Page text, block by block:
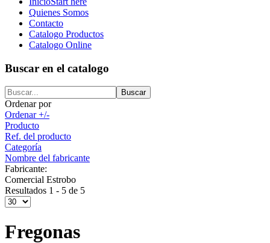
Quienes Somos
Contacto
Catalogo Productos
Catalogo Online
Buscar en el catalogo
Ordenar por
Ordenar +/-
Producto
Ref. del producto
Categoría
Nombre del fabricante
Fabricante:
Comercial Estrobo
Resultados 1 - 5 de 5
Fregonas